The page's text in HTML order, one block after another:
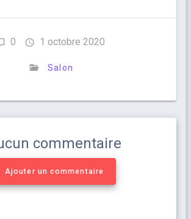
0 1 octobre 2020
Salon
commentaire
Ajouter un commentaire